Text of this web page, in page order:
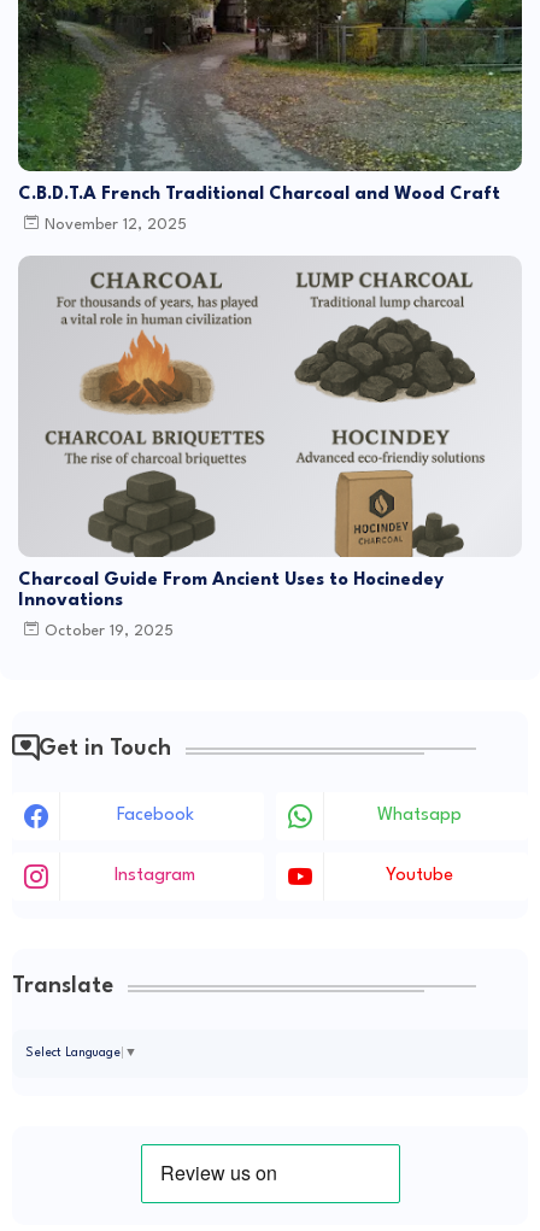
C.B.D.T.A French Traditional Charcoal and Wood Craft
November 12, 2025
Charcoal Guide From Ancient Uses to Hocinedey
Innovations
October 19, 2025
Get in Touch
Facebook Whatsapp
Instagram Youtube
Translate
Select Language ▼